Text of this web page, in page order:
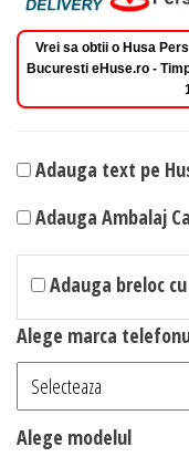
Vrei sa obtii o Husa
Bucuresti eHuse.ro -
Adauga text pe
Adauga Ambalaj
Adauga breloc
Alege marca
Alege modelul